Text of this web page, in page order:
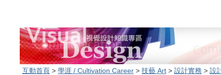
互動首頁 > 學涯 / Cultivation Career > 技藝 Art > 設計實務 > 設